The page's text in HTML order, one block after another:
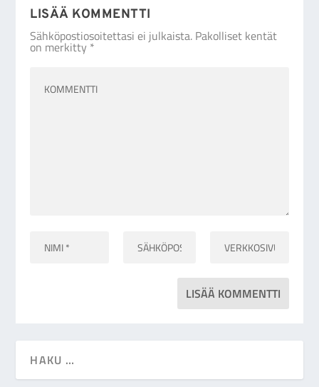
LISÄÄ KOMMENTTI
Sähköpostiosoitettasi ei julkaista. Pakolliset kentät
on merkitty *